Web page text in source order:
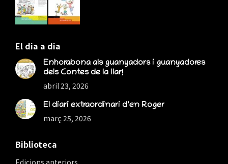
El dia a dia
Enhorabona als guanyadors i guanyadores
dels Contes de la llar!
abril 23, 2026
El diari extraordinari d’en Roger
març 25, 2026
Biblioteca